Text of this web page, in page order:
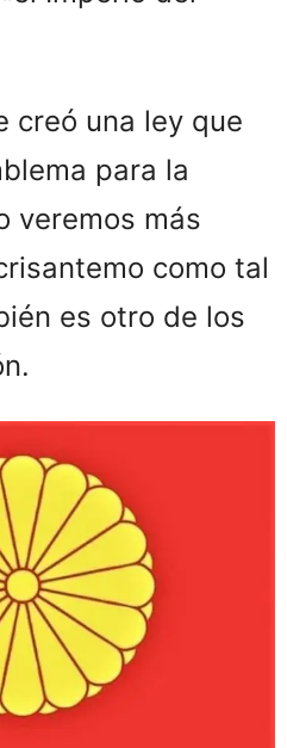
creó una ley que
para la
veremos más
como tal
es otro de los